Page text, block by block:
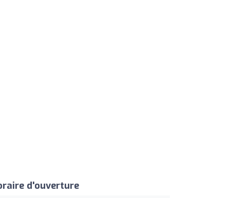
d'ouverture